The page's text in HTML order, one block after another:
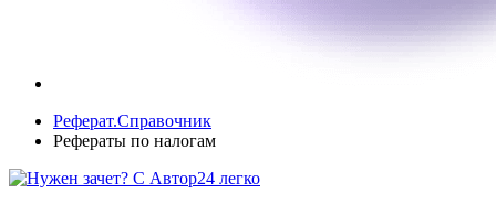
Реферат.Справочник
Рефераты по налогам